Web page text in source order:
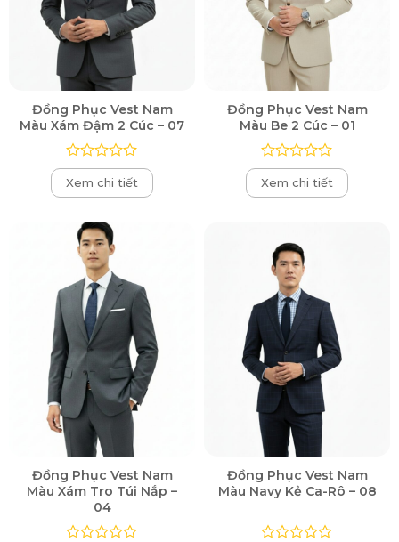
Đồng Phục Vest Nam
Màu Xám Đậm 2 Cúc – 07
Được
xếp
hạng
sao
Xem chi tiết
Đồng Phục Vest Nam
Màu Be 2 Cúc – 01
Được
xếp
hạng
sao
Xem chi tiết
Đồng Phục Vest Nam
Màu Xám Tro Túi Nắp –
04
Đồng Phục Vest Nam
Màu Navy Kẻ Ca-Rô – 08